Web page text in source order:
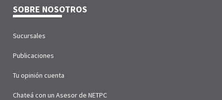
SOBRE NOSOTROS
Sucursales
Publicaciones
Tu opinión cuenta
Chateá con un Asesor de NETPC